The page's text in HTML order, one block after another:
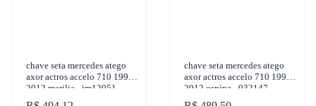
chave seta mercedes atego
axor actros accelo 710 1992-
2012 marilia - im12051
chave seta mercedes atego
axor actros accelo 710 1992-
2012 ospina - 032147